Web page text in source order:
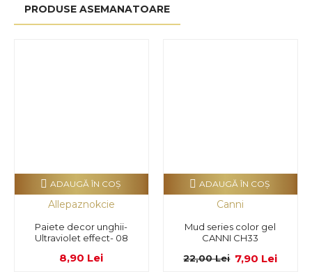
PRODUSE ASEMANATOARE
Allepaznokcie
Paiete decor unghii-
Ultraviolet effect- 08
8,90 Lei
ADAUGĂ ÎN COŞ
Canni
Mud series color gel
CANNI CH33
7,90 Lei
22,00 Lei
ADAUGĂ ÎN COŞ